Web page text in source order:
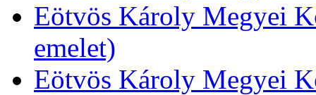
Eötvös Károly Megyei
emelet)
Eötvös Károly Megyei